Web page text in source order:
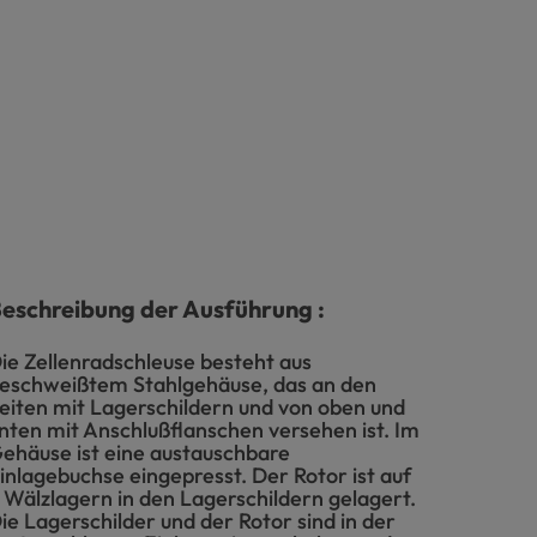
der Ausführung :
Zellenradschleuse besteht aus
Stahlgehäuse, das an den
mit Lagerschildern und von oben und
mit Anschlußflanschen versehen ist. Im
ist eine austauschbare
eingepresst. Der Rotor ist auf
Wälzlagern in den Lagerschildern gelagert.
Lagerschilder und der Rotor sind in der